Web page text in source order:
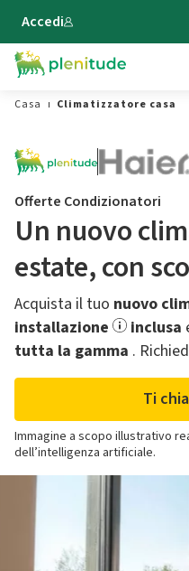
Vai al contenuto
Accedi
Casa
Climatizzatore casa
Offerte Condizionatori
Un nuovo
estate,​ con
Acquista il tuo nuovo
installazione
inclusa
tutta la gamma .​
Ti
Immagine a scopo illustrativo
dell’intelligenza artificiale.